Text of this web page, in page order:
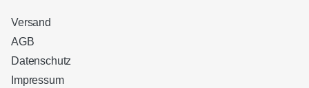
Versand
AGB
Datenschutz
Impressum